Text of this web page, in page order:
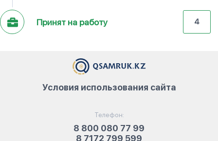
Принят на работу 4
Телефон:
8 800 080 77 99
8 7172 799 599
Условия использования сайта